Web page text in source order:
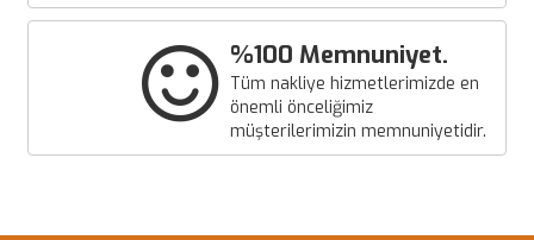
%100 Memnuniyet.
Tüm nakliye hizmetlerimizde en
önemli önceliğimiz
müşterilerimizin memnuniyetidir.